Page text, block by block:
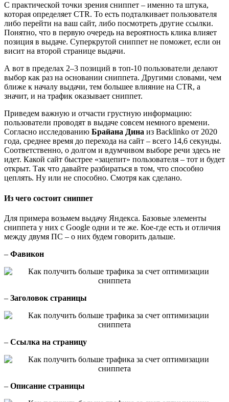
С практической точки зрения сниппет – именно та штука,
которая определяет CTR. То есть подталкивает пользователя
либо перейти на ваш сайт, либо посмотреть другие ссылки.
Понятно, что в первую очередь на вероятность клика влияет
позиция в выдаче. Суперкрутой сниппет не поможет, если он
висит на второй странице выдачи.
А вот в пределах 2–3 позиций в топ-10 пользователи делают
выбор как раз на основании сниппета. Другими словами, чем
ближе к началу выдачи, тем большее влияние на CTR, а
значит, и на трафик оказывает сниппет.
Приведем важную и отчасти грустную информацию:
пользователи проводят в выдаче совсем немного времени.
Согласно исследованию Брайана Дина из Backlinko от 2020
года, среднее время до перехода на сайт – всего 14,6 секунды.
Соответственно, о долгом и вдумчивом выборе речи здесь не
идет. Какой сайт быстрее «зацепит» пользователя – тот и будет
открыт. Так что давайте разбираться в том, что способно
цеплять. Ну или не способно. Смотря как сделано.
Из чего состоит сниппет
Для примера возьмем выдачу Яндекса. Базовые элементы
сниппета у них с Google одни и те же. Кое-где есть и отличия
между двумя ПС – о них будем говорить дальше.
– Фавикон
– Заголовок страницы
– Ссылка на страницу
– Описание страницы